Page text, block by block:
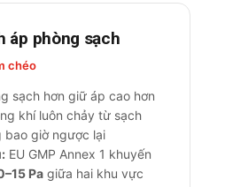
áp phòng sạch
chéo
sạch hơn giữ áp cao hơn
khí luôn chảy từ sạch
bao giờ ngược lại
EU GMP Annex 1 khuyến
Pa giữa hai khu vực